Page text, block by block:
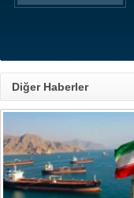
Diğer Haberler